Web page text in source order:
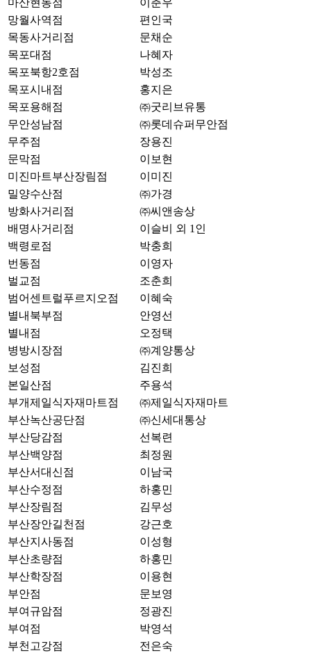
마산현동점
이춘우
망월사역점
편인국
목동사거리점
문채순
목포대점
나혜자
목포북항2호점
박성조
목포시내점
홍지은
목포용해점
㈜굿리브유통
무안성남점
㈜롯데슈퍼무안점
무주점
장용진
문막점
이보현
미진마트부산장림점
이미진
밀양수산점
㈜가경
방화사거리점
㈜씨앤송상
배명사거리점
이슬비 외 1인
백령로점
박충희
번동점
이영자
벌교점
조춘희
범어센트럴푸르지오점
이혜숙
별내북부점
안영선
별내점
오정택
병방시장점
㈜계양통상
보성점
김진희
본일산점
주용석
부개제일식자재마트점
㈜제일식자재마트
부산녹산공단점
㈜신세대통상
부산당감점
선복련
부산백양점
최정원
부산서대신점
이남국
부산수정점
하홍민
부산장림점
김무성
부산장안길천점
강근호
부산지사동점
이성형
부산초량점
하홍민
부산학장점
이용현
부안점
문보영
부여규암점
정광진
부여점
박영석
부천고강점
전은숙